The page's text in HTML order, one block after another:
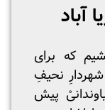
آباد
که برای
نحیفِ
پیش